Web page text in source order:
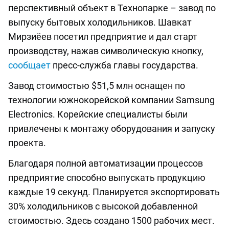
перспективный объект в Технопарке – завод по
выпуску бытовых холодильников. Шавкат
Мирзиёев посетил предприятие и дал старт
производству, нажав символическую кнопку,
сообщает пресс-служба главы государства.
Завод стоимостью $51,5 млн оснащен по
технологии южнокорейской компании Samsung
Electronics. Корейские специалисты были
привлечены к монтажу оборудования и запуску
проекта.
Благодаря полной автоматизации процессов
предприятие способно выпускать продукцию
каждые 19 секунд. Планируется экспортировать
30% холодильников с высокой добавленной
стоимостью. Здесь создано 1500 рабочих мест.